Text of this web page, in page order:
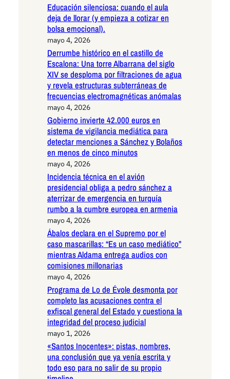
Educación silenciosa: cuando el aula
deja de llorar (y empieza a cotizar en
bolsa emocional).
mayo 4, 2026
Derrumbe histórico en el castillo de
Escalona: Una torre Albarrana del siglo
XIV se desploma por filtraciones de agua
y revela estructuras subterráneas de
frecuencias electromagnéticas anómalas
mayo 4, 2026
Gobierno invierte 42.000 euros en
sistema de vigilancia mediática para
detectar menciones a Sánchez y Bolaños
en menos de cinco minutos
mayo 4, 2026
Incidencia técnica en el avión
presidencial obliga a pedro sánchez a
aterrizar de emergencia en turquía
rumbo a la cumbre europea en armenia
mayo 4, 2026
Ábalos declara en el Supremo por el
caso mascarillas: “Es un caso mediático”
mientras Aldama entrega audios con
comisiones millonarias
mayo 4, 2026
Programa de Lo de Évole desmonta por
completo las acusaciones contra el
exfiscal general del Estado y cuestiona la
integridad del proceso judicial
mayo 1, 2026
«Santos Inocentes»: pistas, nombres,
una conclusión que ya venía escrita y
todo eso para no salir de su propio